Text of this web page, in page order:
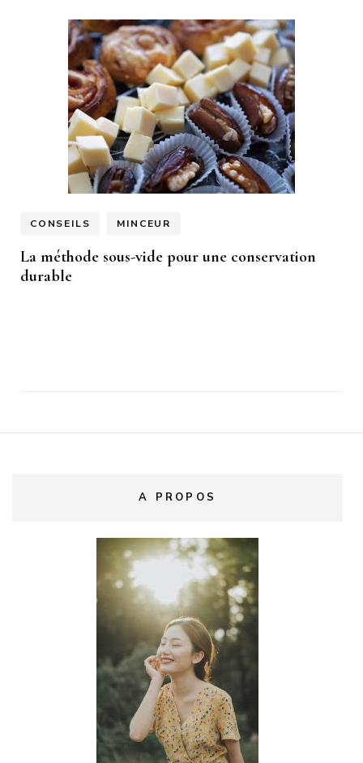
CONSEILS MINCEUR
La méthode sous-vide pour une conservation
durable
A PROPOS